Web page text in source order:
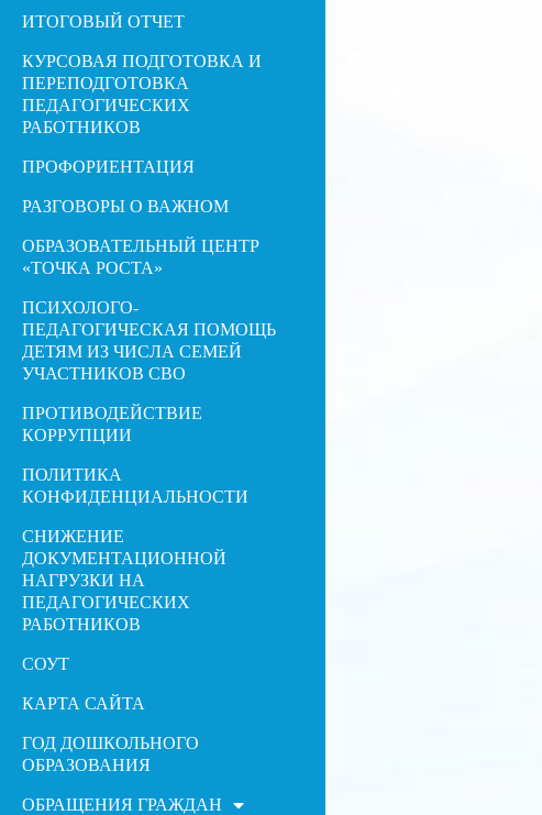
ИТОГОВЫЙ ОТЧЕТ
КУРСОВАЯ ПОДГОТОВКА И
ПЕРЕПОДГОТОВКА
ПЕДАГОГИЧЕСКИХ
РАБОТНИКОВ
ПРОФОРИЕНТАЦИЯ
РАЗГОВОРЫ О ВАЖНОМ
ОБРАЗОВАТЕЛЬНЫЙ ЦЕНТР
«ТОЧКА РОСТА»
ПСИХОЛОГО-
ПЕДАГОГИЧЕСКАЯ ПОМОЩЬ
ДЕТЯМ ИЗ ЧИСЛА СЕМЕЙ
УЧАСТНИКОВ СВО
ПРОТИВОДЕЙСТВИЕ
КОРРУПЦИИ
ПОЛИТИКА
КОНФИДЕНЦИАЛЬНОСТИ
СНИЖЕНИЕ
ДОКУМЕНТАЦИОННОЙ
НАГРУЗКИ НА
ПЕДАГОГИЧЕСКИХ
РАБОТНИКОВ
СОУТ
КАРТА САЙТА
ГОД ДОШКОЛЬНОГО
ОБРАЗОВАНИЯ
ОБРАЩЕНИЯ ГРАЖДАН